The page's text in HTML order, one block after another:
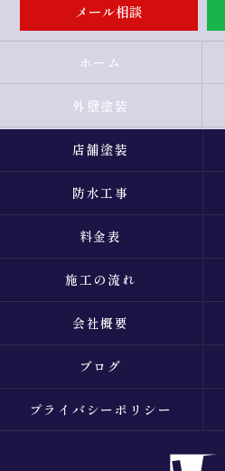
メール相談
ホーム
外壁塗装
店舗塗装
防水工事
料金表
施工の流れ
会社概要
ブログ
プライバシーポリシー